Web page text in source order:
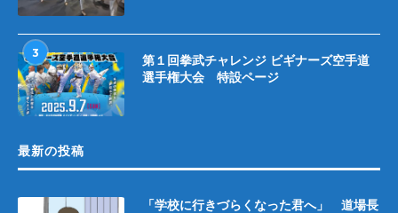
3
第１回拳武チャレンジ ビギナーズ空手道
選手権大会 特設ページ
最新の投稿
「学校に行きづらくなった君へ」 道場長